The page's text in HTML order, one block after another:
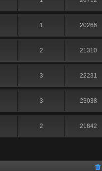
1 20266
2 21310
3 22231
3 23038
2 21842